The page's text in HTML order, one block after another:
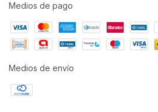
Medios de pago
Medios de envío